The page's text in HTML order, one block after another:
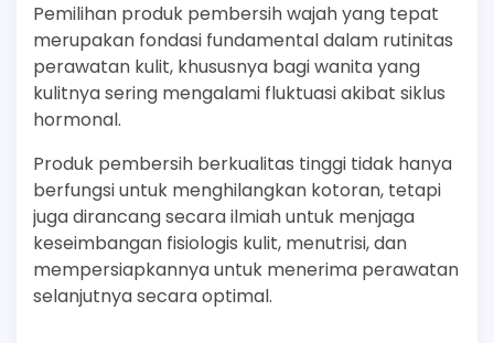
Pemilihan produk pembersih wajah yang tepat
merupakan fondasi fundamental dalam rutinitas
perawatan kulit, khususnya bagi wanita yang
kulitnya sering mengalami fluktuasi akibat siklus
hormonal.
Produk pembersih berkualitas tinggi tidak hanya
berfungsi untuk menghilangkan kotoran, tetapi
juga dirancang secara ilmiah untuk menjaga
keseimbangan fisiologis kulit, menutrisi, dan
mempersiapkannya untuk menerima perawatan
selanjutnya secara optimal.